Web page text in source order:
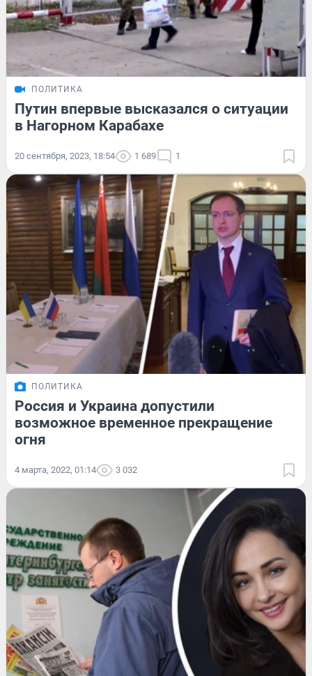
ПОЛИТИКА
Путин впервые высказался о ситуации
в Нагорном Карабахе
20 сентября, 2023, 18:54 1 689 1
ПОЛИТИКА
Россия и Украина допустили
возможное временное прекращение
огня
4 марта, 2022, 01:14 3 032